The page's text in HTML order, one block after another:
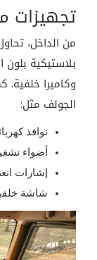
تجهيزات
من الداخل،
بلاستيكية
وكاميرا
الجولف مثل:
نوافذ
أضواء
إشارات
شاشة